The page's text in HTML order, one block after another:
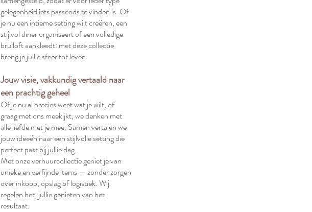
gelegenheid iets passends te vinden is. Of
je nu een intieme setting wilt creëren, een
stijlvol diner organiseert of een volledige
bruiloft aankleedt: met deze collectie
breng je jullie sfeer tot leven.
Jouw visie, vakkundig vertaald naar
een prachtig geheel
Of je nu al precies weet wat je wilt, of
graag met ons meekijkt, we denken met
alle liefde met je mee. Samen vertalen we
jouw ideeën naar een stijlvolle setting die
perfect past bij jullie dag.
Met onze verhuurcollectie geniet je van
unieke en verfijnde items — zonder zorgen
over inkoop, opslag of logistiek. Wij
regelen het; jullie genieten van het
resultaat.